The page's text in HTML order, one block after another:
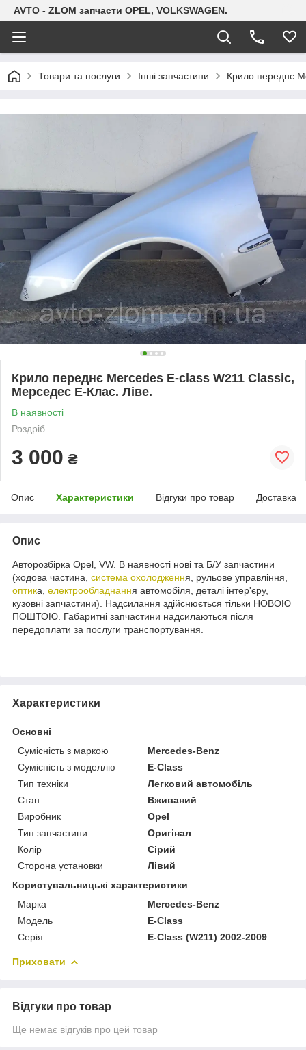
AVTO - ZLOM запчасти OPEL, VOLKSWAGEN.
Товари та послуги Інші запчастини Крило переднє
Крило переднє Mercedes E-class W211 Classic,
Мерседес Е-Клас. Ліве.
В наявності
Роздріб
3 000 ₴
Опис Характеристики Відгуки про товар Доставка
Опис
Авторозбірка Opel, VW. В наявності нові та Б/У запчастини
(ходова частина, система охолодження, рульове управління,
оптика, електрообладнання автомобіля, деталі інтер'єру,
кузовні запчастини). Надсилання здійснюється тільки НОВОЮ
ПОШТОЮ. Габаритні запчастини надсилаються після
передоплати за послуги транспортування.
Характеристики
Основні
Сумісність з маркою
Mercedes-Benz
Сумісність з моделлю
E-Class
Тип техніки
Легковий автомобіль
Стан
Вживаний
Виробник
Opel
Тип запчастини
Оригінал
Колір
Сірий
Сторона установки
Лівий
Користувальницькі характеристики
Марка
Mercedes-Benz
Модель
E-Class
Серія
E-Class (W211) 2002-2009
Приховати
Відгуки про товар
Ще немає відгуків про цей товар